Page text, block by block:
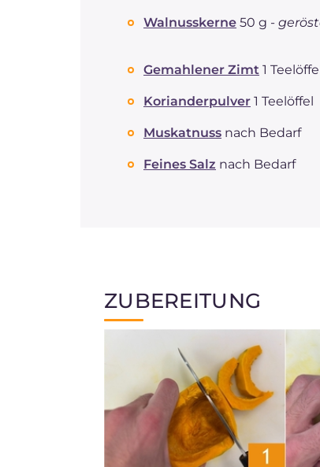
Walnusskerne 50 g -
Gemahlener Zimt 1
Korianderpulver 1 Teelöffel
Muskatnuss nach Bedarf
Feines Salz nach Bedarf
ZUBEREITUNG